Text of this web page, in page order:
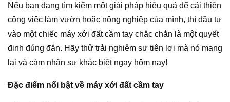
Nếu bạn đang tìm kiếm một giải pháp hiệu quả để cải thiện
công việc làm vườn hoặc nông nghiệp của mình, thì đầu tư
vào một chiếc máy xới đất cầm tay chắc chắn là một quyết
định đúng đắn. Hãy thử trải nghiệm sự tiện lợi mà nó mang
lại và cảm nhận sự khác biệt ngay hôm nay!
Đặc điểm nổi bật về máy xới đất cầm tay